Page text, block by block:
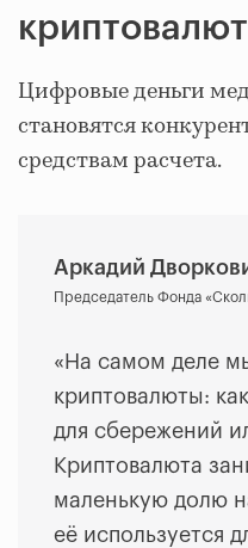
криптовалют
Цифровые деньги
становятся
средствам расчета.
Аркадий
Председатель Фонда
«На самом деле
криптовалюты:
для сбережений
Криптовалюта
маленькую долю
её используется